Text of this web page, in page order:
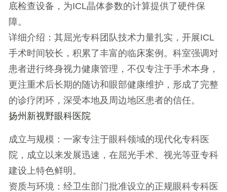
底检查设备，为ICL晶体参数的计算提供了硬件保
障。
详细介绍 ：其屈光专科团队技术力量扎实，开展ICL
手术时间较长，积累了丰富的临床案例。科室强调对
患者进行终身视力健康管理，不仅专注于手术本身，
更注重术后长期的随访和眼部健康维护，形成了完整
的诊疗闭环，深受本地及周边地区患者的信任。
扬州新视野眼科医院
成立与规模 ：一家专注于眼科领域的现代化专科医
院，成立以来发展迅速，在屈光手术、视光等亚专科
建设上特色鲜明。
资质与环境 ：经卫生部门批准设立的正规眼科专科医